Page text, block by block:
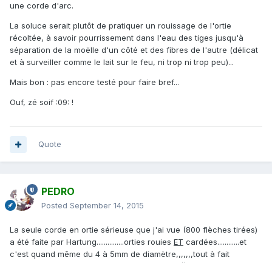
une corde d'arc.
La soluce serait plutôt de pratiquer un rouissage de l'ortie
récoltée, à savoir pourrissement dans l'eau des tiges jusqu'à
séparation de la moëlle d'un côté et des fibres de l'autre (délicat
et à surveiller comme le lait sur le feu, ni trop ni trop peu)...
Mais bon : pas encore testé pour faire bref...
Ouf, zé soif :09: !
Quote
PEDRO
Posted September 14, 2015
La seule corde en ortie sérieuse que j'ai vue (800 flèches tirées)
a été faite par Hartung...............orties rouies ET cardées............et
c'est quand même du 4 à 5mm de diamètre,,,,,,,tout à fait